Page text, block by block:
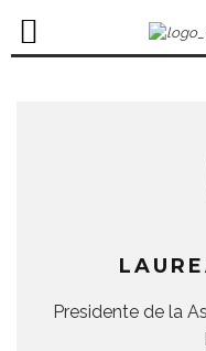
Presidente de la